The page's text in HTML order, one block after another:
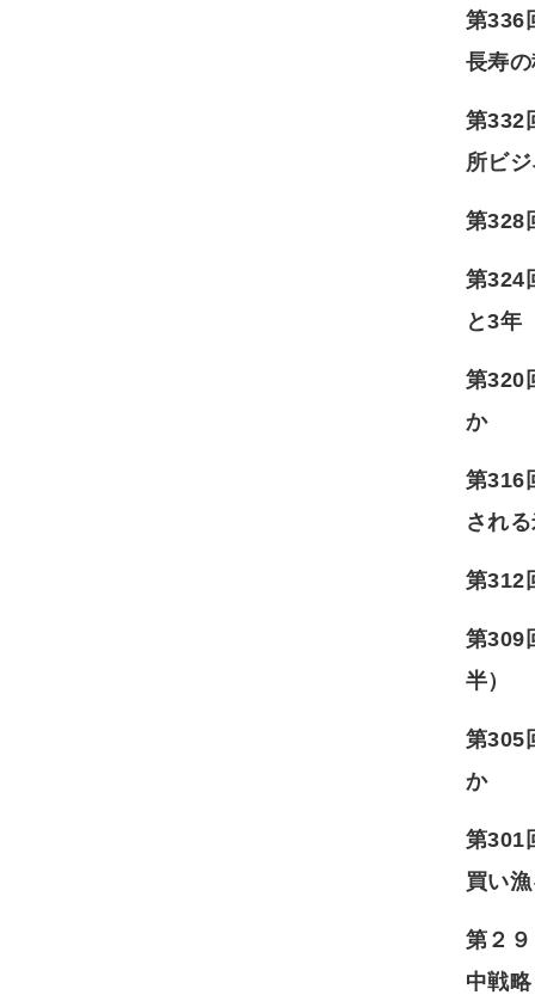
第336
長寿
第332
所ビ
第328
第324
と3年
第320
か
第316
され
第312
第309
半）
第305
か
第301
買い
第２
中戦